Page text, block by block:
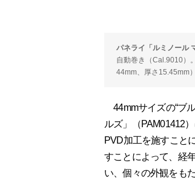
パネライ「ルミノール
自動巻き（Cal.9010）
44mm、厚さ15.45mm
44mmサイズの“ブ
ルズ」（PAM01412
PVD加工を施すこと
すことによって、経
い、個々の外観をもた